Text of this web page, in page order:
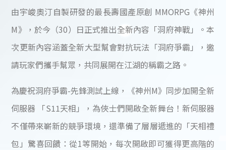
由宇峻奧汀自製研發的最長壽國產原創 MMORPG《神州
M》，於今（30）日正式推出全新內容「洞府神戰」。本
次更新內容涵蓋全新大型幫會對抗玩法「洞府爭霸」，邀
請玩家們攜手幫眾，共同展開在江湖的稱霸之路。
為慶祝洞府爭霸-先鋒測試上線，《神州M》同步加開全新
伺服器 「S11天相」，為俠士們開啟全新舞台！新伺服器
不僅帶來嶄新的競爭環境，還準備了層層遞進的「天相禮
包」驚喜回饋：從1等開始，每次開啟即可獲得更高階的